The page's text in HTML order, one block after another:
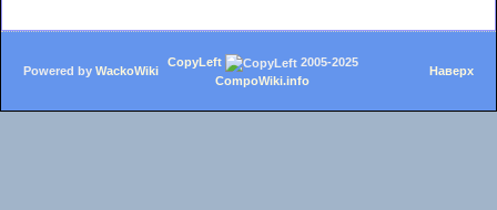
Powered by WackoWiki
CopyLeft
2005-2025
CompoWiki.info
Наверх